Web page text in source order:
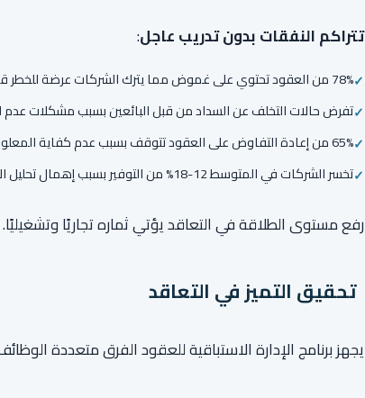
تتراكم النفقات بدون تدريب عاجل:
78% من العقود تحتوي على غموض مما يترك الشركات عرضة للخطر قانونيًا وماليًا
تفرض حالات التخلف عن السداد من قبل البائعين بسبب مشكلات عدم الامتثال الخفية أكثر
65% من إعادة التفاوض على العقود تتوقف بسبب عدم كفاية المعلومات التجارية متعددة الوظائف
تخسر الشركات في المتوسط 12-18% من التوفير بسبب إهمال تحليل الأسعار قبل السوق
رفع مستوى الطلاقة في التعاقد يؤتي ثماره تجاريًا
تحقيق التميز في التعاقد
يجهز برنامج الإدارة الاستباقية للعقود الفرق متعددة